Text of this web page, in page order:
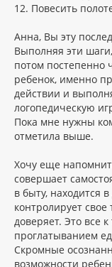
12. Повесить
Анна, Вы эту
Выполняя эти
потом постепенно
ребенок, именно
действии и
логопедическую
Пока мне нужны
отметила выше.
Хочу еще
совершает
в быту, находится
контролирует
доверяет. Это все
проглатыванием
Скромные
возможности